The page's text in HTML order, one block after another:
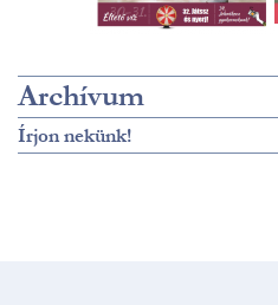
Archívum
Írjon nekünk!